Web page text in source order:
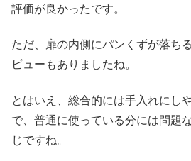
評価が良かったです。
ただ、扉の内側にパンくずが落ち
ビューもありましたね。
とはいえ、総合的には手入れにし
で、普通に使っている分には問題
じですね。